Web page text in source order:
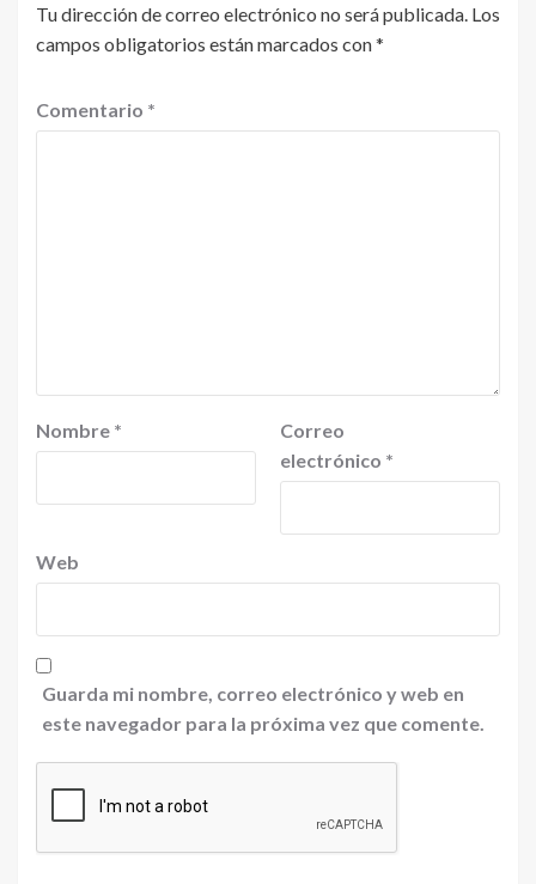
Tu dirección de correo electrónico no será publicada. Los
campos obligatorios están marcados con*
Comentario *
Nombre *
Correo
electrónico *
Web
Guarda mi nombre, correo electrónico y web en
este navegador para la próxima vez que comente.